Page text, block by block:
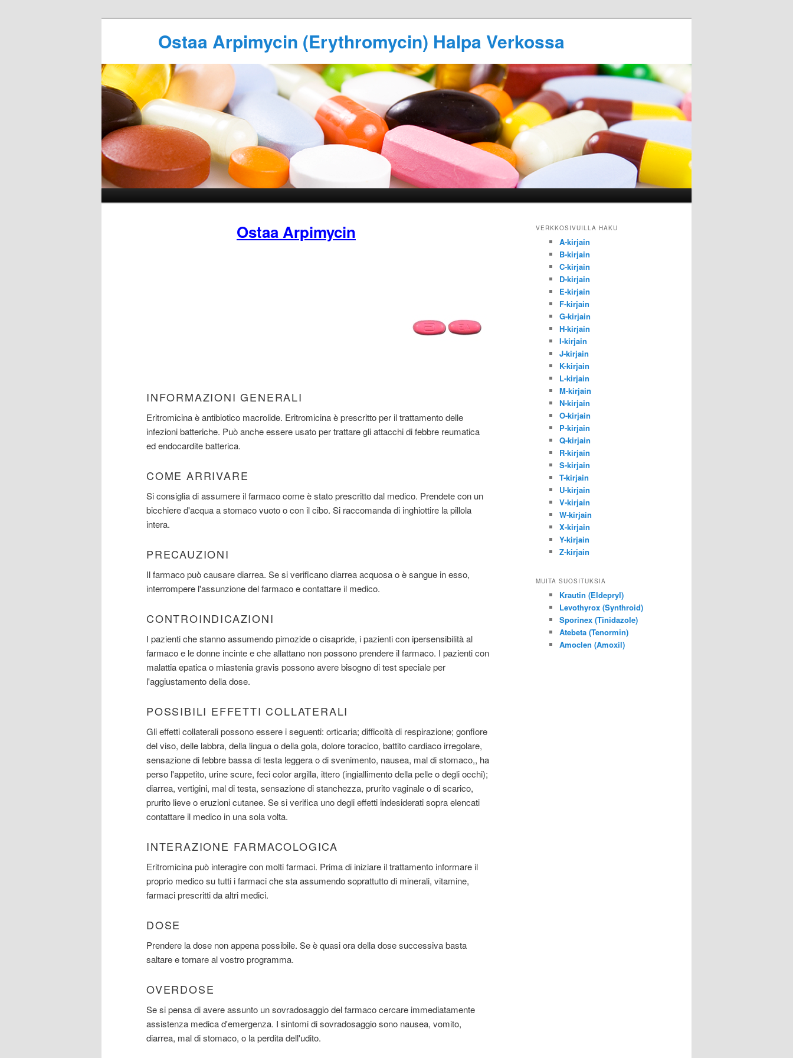
Ostaa Arpimycin (Erythromycin) Halpa Verkossa
Ostaa Arpimycin
INFORMAZIONI GENERALI
Eritromicina è antibiotico macrolide. Eritromicina è prescritto per il trattamento delle
infezioni batteriche. Può anche essere usato per trattare gli attacchi di febbre reumatica
ed endocardite batterica.
COME ARRIVARE
Si consiglia di assumere il farmaco come è stato prescritto dal medico. Prendete con un
bicchiere d'acqua a stomaco vuoto o con il cibo. Si raccomanda di inghiottire la pillola
intera.
PRECAUZIONI
Il farmaco può causare diarrea. Se si verificano diarrea acquosa o è sangue in esso,
interrompere l'assunzione del farmaco e contattare il medico.
CONTROINDICAZIONI
I pazienti che stanno assumendo pimozide o cisapride, i pazienti con ipersensibilità al
farmaco e le donne incinte e che allattano non possono prendere il farmaco. I pazienti con
malattia epatica o miastenia gravis possono avere bisogno di test speciale per
l'aggiustamento della dose.
POSSIBILI EFFETTI COLLATERALI
Gli effetti collaterali possono essere i seguenti: orticaria; difficoltà di respirazione; gonfiore
del viso, delle labbra, della lingua o della gola, dolore toracico, battito cardiaco irregolare,
sensazione di febbre bassa di testa leggera o di svenimento, nausea, mal di stomaco,, ha
perso l'appetito, urine scure, feci color argilla, ittero (ingiallimento della pelle o degli occhi);
diarrea, vertigini, mal di testa, sensazione di stanchezza, prurito vaginale o di scarico,
prurito lieve o eruzioni cutanee. Se si verifica uno degli effetti indesiderati sopra elencati
contattare il medico in una sola volta.
INTERAZIONE FARMACOLOGICA
Eritromicina può interagire con molti farmaci. Prima di iniziare il trattamento informare il
proprio medico su tutti i farmaci che sta assumendo soprattutto di minerali, vitamine,
farmaci prescritti da altri medici.
DOSE
Prendere la dose non appena possibile. Se è quasi ora della dose successiva basta
saltare e tornare al vostro programma.
OVERDOSE
Se si pensa di avere assunto un sovradosaggio del farmaco cercare immediatamente
assistenza medica d'emergenza. I sintomi di sovradosaggio sono nausea, vomito,
diarrea, mal di stomaco, o la perdita dell'udito.
VERKKOSIVUILLA HAKU
A-kirjain
B-kirjain
C-kirjain
D-kirjain
E-kirjain
F-kirjain
G-kirjain
H-kirjain
I-kirjain
J-kirjain
K-kirjain
L-kirjain
M-kirjain
N-kirjain
O-kirjain
P-kirjain
Q-kirjain
R-kirjain
S-kirjain
T-kirjain
U-kirjain
V-kirjain
W-kirjain
X-kirjain
Y-kirjain
Z-kirjain
MUITA SUOSITUKSIA
Krautin (Eldepryl)
Levothyrox (Synthroid)
Sporinex (Tinidazole)
Atebeta (Tenormin)
Amoclen (Amoxil)